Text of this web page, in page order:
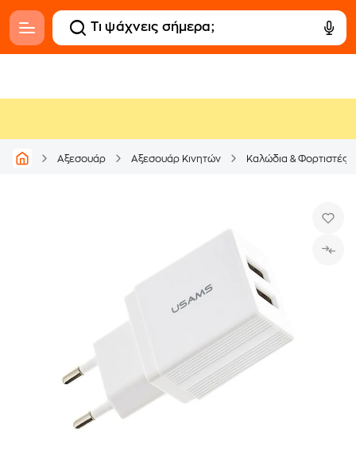
Αξεσουάρ Αξεσουάρ Κινητών Καλώδια & Φορτιστές